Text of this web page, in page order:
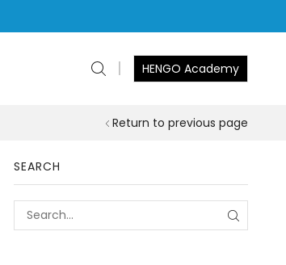
HENGO Academy
Return to previous page
SEARCH